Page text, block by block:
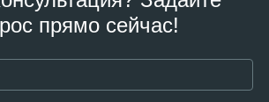
прямо сейчас!